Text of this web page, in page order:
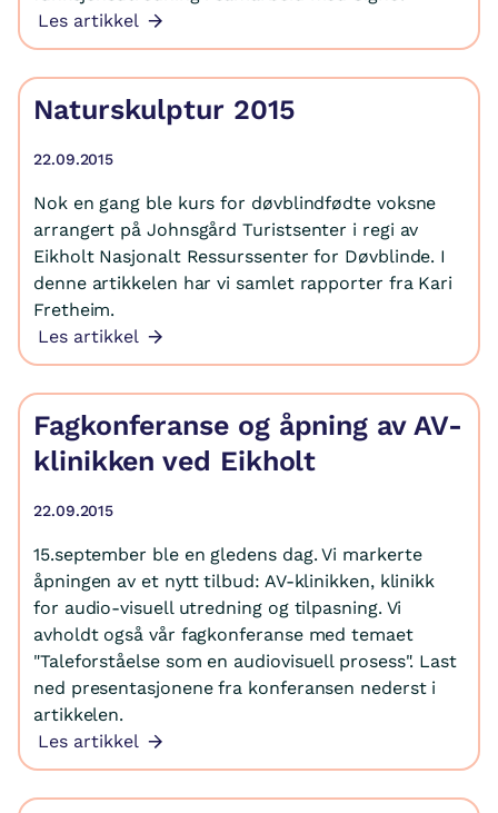
Les artikkel
Naturskulptur 2015
22.09.2015
Nok en gang ble kurs for døvblindfødte voksne
arrangert på Johnsgård Turistsenter i regi av
Eikholt Nasjonalt Ressurssenter for Døvblinde. I
denne artikkelen har vi samlet rapporter fra Kari
Fretheim.
Les artikkel
Fagkonferanse og åpning av AV-
klinikken ved Eikholt
22.09.2015
15.september ble en gledens dag. Vi markerte
åpningen av et nytt tilbud: AV-klinikken, klinikk
for audio-visuell utredning og tilpasning. Vi
avholdt også vår fagkonferanse med temaet
"Taleforståelse som en audiovisuell prosess". Last
ned presentasjonene fra konferansen nederst i
artikkelen.
Les artikkel